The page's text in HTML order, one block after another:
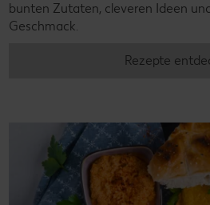
bunten Zutaten, cleveren Ideen
Geschmack.
Rezepte